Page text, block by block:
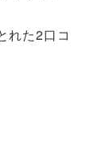
れた2口コ